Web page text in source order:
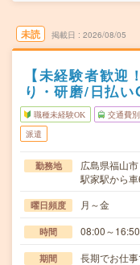
未読 掲載日 2026/08/05
【未経験者歓迎
り・研磨/日払い
職種未経験OK 交通費
派遣
勤務地
広島県福山市
駅家駅から
曜日頻度 月～金
時間 08:00～
期間 長期でお仕